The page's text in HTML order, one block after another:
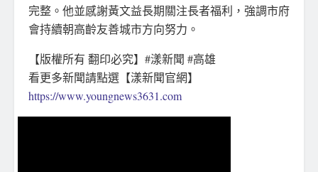
完整。他並感謝黃文益長期關注長者福利，強調市府
會持續朝高齡友善城市方向努力。
【版權所有 翻印必究】#漾新聞 #高雄
看更多新聞請點選【漾新聞官網】
https://www.youngnews3631.com